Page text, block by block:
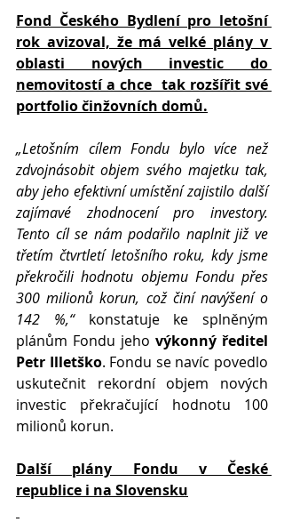
Fond Českého Bydlení pro letošní
rok avizoval, že má velké plány v
oblasti nových investic do
nemovitostí a chce  tak rozšířit své
portfolio činžovních domů.
„Letošním cílem Fondu bylo více než
zdvojnásobit objem svého majetku tak,
aby jeho efektivní umístění zajistilo další
zajímavé zhodnocení pro investory.
Tento cíl se nám podařilo naplnit již ve
třetím čtvrtletí letošního roku, kdy jsme
překročili hodnotu objemu Fondu přes
300 milionů korun, což činí navýšení o
142 %,“ konstatuje ke splněným
plánům Fondu jeho
Petr Illetško. Fondu se navíc povedlo
uskutečnit rekordní objem nových
investic překračující hodnotu 100
milionů korun.
Další plány Fondu v České
republice i na Slovensku